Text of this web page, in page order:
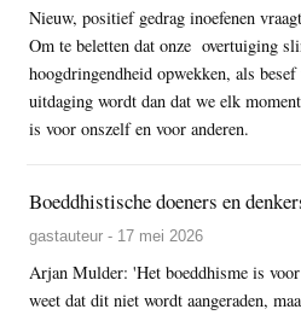
Nieuw, positief gedrag inoefenen
Om te beletten dat onze overtuiging
hoogdringendheid opwekken, als
uitdaging wordt dan dat we elk
is voor onszelf en voor anderen.
Boeddhistische doeners en
gastauteur - 17 mei 2026
Arjan Mulder: 'Het boeddhisme is
weet dat dit niet wordt aangeraden,